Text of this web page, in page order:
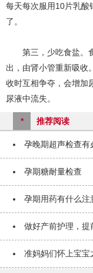
每天每次服用10片乳酸
了。
第三，少吃食盐。食
出，由肾小管重新吸收
收时互相争夺，会增加
尿液中流失。
* 推荐阅读
孕晚期超声检查
孕期糖耐量检查
孕期用药有什么注
做好产前护理，提
准妈妈们怀上宝宝